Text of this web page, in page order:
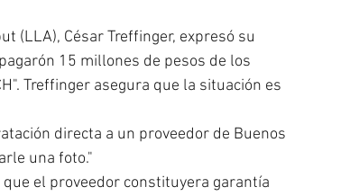
(LLA), César Treffinger, expresó su
15 millones de pesos de los
Treffinger asegura que la situación es
directa a un proveedor de Buenos
una foto."
el proveedor constituyera garantía